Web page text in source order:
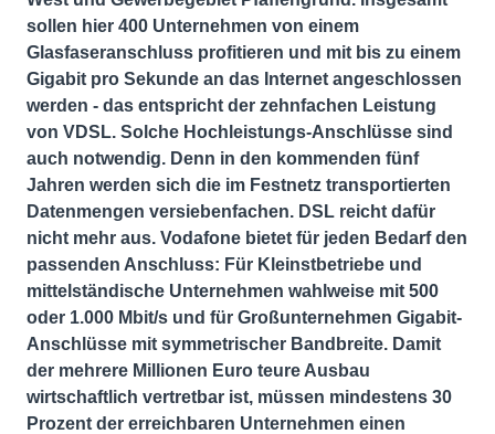
sollen hier 400 Unternehmen von einem
Glasfaseranschluss profitieren und mit bis zu einem
Gigabit pro Sekunde an das Internet angeschlossen
werden - das entspricht der zehnfachen Leistung
von VDSL. Solche Hochleistungs-Anschlüsse sind
auch notwendig. Denn in den kommenden fünf
Jahren werden sich die im Festnetz transportierten
Datenmengen versiebenfachen. DSL reicht dafür
nicht mehr aus. Vodafone bietet für jeden Bedarf den
passenden Anschluss: Für Kleinstbetriebe und
mittelständische Unternehmen wahlweise mit 500
oder 1.000 Mbit/s und für Großunternehmen Gigabit-
Anschlüsse mit symmetrischer Bandbreite. Damit
der mehrere Millionen Euro teure Ausbau
wirtschaftlich vertretbar ist, müssen mindestens 30
Prozent der erreichbaren Unternehmen einen